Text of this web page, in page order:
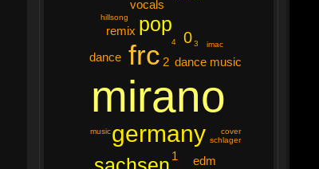
mirano
frc
germany
pop
0
dance dance music
1
remix
edm
vocals
2
3
music cover
hillsong
schlager
4 imac